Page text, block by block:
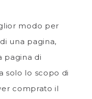
modo per
una pagina,
pagina di
solo lo scopo di
comprato il